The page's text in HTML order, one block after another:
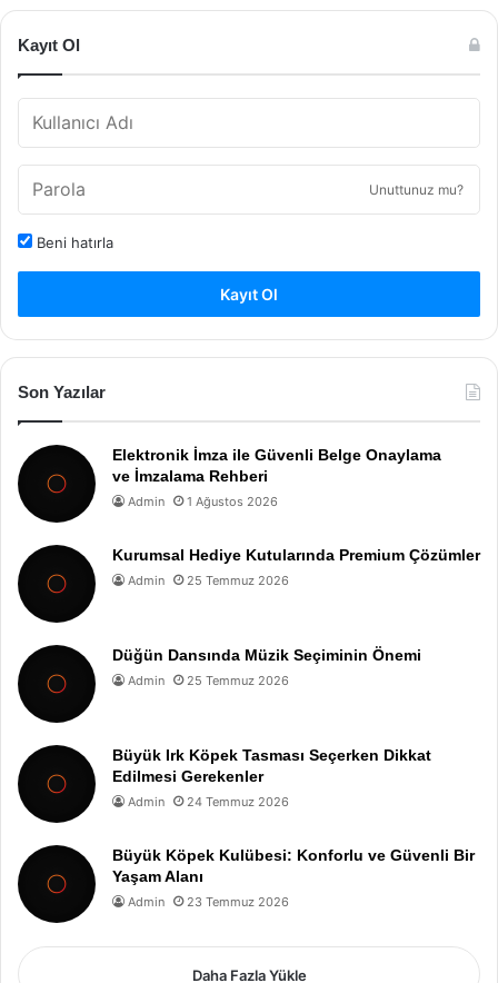
Kayıt Ol
Unuttunuz mu?
Beni hatırla
Kayıt Ol
Son Yazılar
Elektronik İmza ile Güvenli Belge Onaylama
ve İmzalama Rehberi
Admin 1 Ağustos 2026
Kurumsal Hediye Kutularında Premium Çözümler
Admin 25 Temmuz 2026
Düğün Dansında Müzik Seçiminin Önemi
Admin 25 Temmuz 2026
Büyük Irk Köpek Tasması Seçerken Dikkat
Edilmesi Gerekenler
Admin 24 Temmuz 2026
Büyük Köpek Kulübesi: Konforlu ve Güvenli Bir
Yaşam Alanı
Admin 23 Temmuz 2026
Daha Fazla Yükle